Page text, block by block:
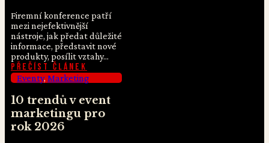
Firemní konference patří
mezi nejefektivnější
nástroje, jak předat důležité
informace, představit nové
produkty, posílit vztahy...
Přečíst článek
Eventy, Marketing
10 trendů v event
marketingu pro
rok 2026